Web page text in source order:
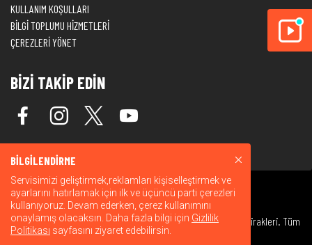
KULLANIM KOŞULLARI
BİLGİ TOPLUMU HİZMETLERİ
ÇEREZLERİ YÖNET
BİZİ TAKİP EDİN
© 2026 Warner Bros. Discovery, Inc. veya bağlı kuruluşları ve iştirakleri. Tüm
hakları saklıdır.
BİLGİLENDİRME
Servisimizi geliştirmek,reklamları kişiselleştirmek ve
ayarlarını hatırlamak için ilk ve üçüncü parti çerezleri
kullanıyoruz. Devam ederken, çerez kullanımını
onaylamış olacaksın. Daha fazla bilgi için Gizlilik
Politikası sayfasını ziyaret edebilirsin.